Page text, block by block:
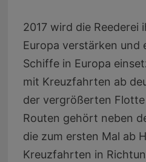
2017 wird die Reederei
Europa verstärken und
Schiffe in Europa
mit Kreuzfahrten ab
der vergrößerten
Routen gehört neben
die zum ersten Mal ab
Kreuzfahrten in